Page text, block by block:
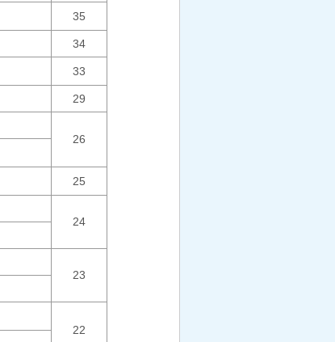
35
34
33
29
26
25
24
23
22